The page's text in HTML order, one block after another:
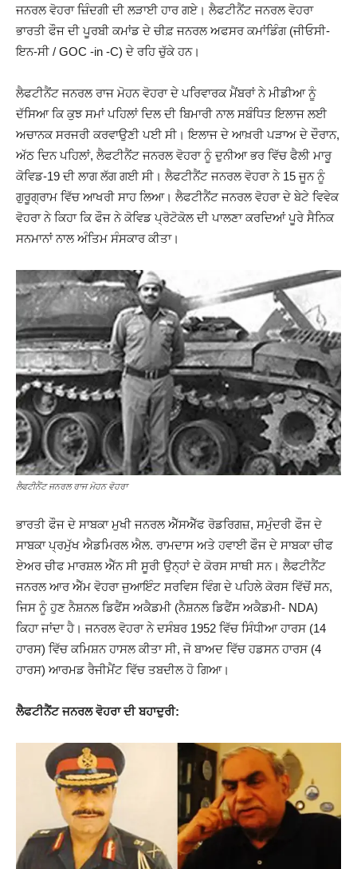
ਜਨਰਲ ਵੋਹਰਾ ਜ਼ਿੰਦਗੀ ਦੀ ਲੜਾਈ ਹਾਰ ਗਏ। ਲੈਫਟੀਨੈਂਟ ਜਨਰਲ ਵੋਹਰਾ
ਭਾਰਤੀ ਫੌਜ ਦੀ ਪੂਰਬੀ ਕਮਾਂਡ ਦੇ ਚੀਫ਼ ਜਨਰਲ ਅਫਸਰ ਕਮਾਂਡਿੰਗ (ਜੀਓਸੀ-
ਇਨ-ਸੀ / GOC -in -C) ਦੇ ਰਹਿ ਚੁੱਕੇ ਹਨ।
ਲੈਫਟੀਨੈਂਟ ਜਨਰਲ ਰਾਜ ਮੋਹਨ ਵੋਹਰਾ ਦੇ ਪਰਿਵਾਰਕ ਮੈਂਬਰਾਂ ਨੇ ਮੀਡੀਆ ਨੂੰ
ਦੱਸਿਆ ਕਿ ਕੁਝ ਸਮਾਂ ਪਹਿਲਾਂ ਦਿਲ ਦੀ ਬਿਮਾਰੀ ਨਾਲ ਸਬੰਧਿਤ ਇਲਾਜ ਲਈ
ਅਚਾਨਕ ਸਰਜਰੀ ਕਰਵਾਉਣੀ ਪਈ ਸੀ। ਇਲਾਜ ਦੇ ਆਖ਼ਰੀ ਪੜਾਅ ਦੇ ਦੌਰਾਨ,
ਅੱਠ ਦਿਨ ਪਹਿਲਾਂ, ਲੈਫਟੀਨੈਂਟ ਜਨਰਲ ਵੋਹਰਾ ਨੂੰ ਦੁਨੀਆ ਭਰ ਵਿੱਚ ਫੈਲੀ ਮਾਰੂ
ਕੋਵਿਡ-19 ਦੀ ਲਾਗ ਲੱਗ ਗਈ ਸੀ। ਲੈਫਟੀਨੈਂਟ ਜਨਰਲ ਵੋਹਰਾ ਨੇ 15 ਜੂਨ ਨੂੰ
ਗੁਰੂਗ੍ਰਾਮ ਵਿੱਚ ਆਖਰੀ ਸਾਹ ਲਿਆ। ਲੈਫਟੀਨੈਂਟ ਜਨਰਲ ਵੋਹਰਾ ਦੇ ਬੇਟੇ ਵਿਵੇਕ
ਵੋਹਰਾ ਨੇ ਕਿਹਾ ਕਿ ਫੌਜ ਨੇ ਕੋਵਿਡ ਪ੍ਰੋਟੋਕੋਲ ਦੀ ਪਾਲਣਾ ਕਰਦਿਆਂ ਪੂਰੇ ਸੈਨਿਕ
ਸਨਮਾਨਾਂ ਨਾਲ ਅੰਤਿਮ ਸੰਸਕਾਰ ਕੀਤਾ।
ਲੈਫਟੀਨੈਂਟ ਜਨਰਲ ਰਾਜ ਮੋਹਨ ਵੋਹਰਾ
ਭਾਰਤੀ ਫੌਜ ਦੇ ਸਾਬਕਾ ਮੁਖੀ ਜਨਰਲ ਐੱਸਐੱਫ ਰੋਡਰਿਗਜ਼, ਸਮੁੰਦਰੀ ਫੌਜ ਦੇ
ਸਾਬਕਾ ਪ੍ਰਮੁੱਖ ਐਡਮਿਰਲ ਐਲ. ਰਾਮਦਾਸ ਅਤੇ ਹਵਾਈ ਫੌਜ ਦੇ ਸਾਬਕਾ ਚੀਫ
ਏਅਰ ਚੀਫ ਮਾਰਸ਼ਲ ਐੱਨ ਸੀ ਸੂਰੀ ਉਨ੍ਹਾਂ ਦੇ ਕੋਰਸ ਸਾਥੀ ਸਨ। ਲੈਫਟੀਨੈਂਟ
ਜਨਰਲ ਆਰ ਐੱਮ ਵੋਹਰਾ ਜੁਆਇੰਟ ਸਰਵਿਸ ਵਿੰਗ ਦੇ ਪਹਿਲੇ ਕੋਰਸ ਵਿੱਚੋਂ ਸਨ,
ਜਿਸ ਨੂੰ ਹੁਣ ਨੈਸ਼ਨਲ ਡਿਫੈਂਸ ਅਕੈਡਮੀ (ਨੈਸ਼ਨਲ ਡਿਫੈਂਸ ਅਕੈਡਮੀ- NDA)
ਕਿਹਾ ਜਾਂਦਾ ਹੈ। ਜਨਰਲ ਵੋਹਰਾ ਨੇ ਦਸੰਬਰ 1952 ਵਿੱਚ ਸਿੰਧੀਆ ਹਾਰਸ (14
ਹਾਰਸ) ਵਿੱਚ ਕਮਿਸ਼ਨ ਹਾਸਲ ਕੀਤਾ ਸੀ, ਜੋ ਬਾਅਦ ਵਿੱਚ ਹਡਸਨ ਹਾਰਸ (4
ਹਾਰਸ) ਆਰਮਡ ਰੈਜੀਮੈਂਟ ਵਿੱਚ ਤਬਦੀਲ ਹੋ ਗਿਆ।
ਲੈਫਟੀਨੈਂਟ ਜਨਰਲ ਵੋਹਰਾ ਦੀ ਬਹਾਦੁਰੀ: